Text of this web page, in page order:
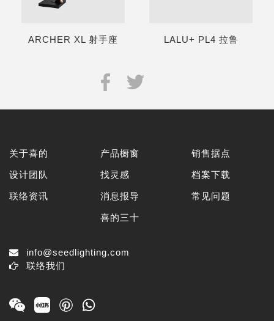
ARCHER XL 射手座 LALU+ PL4 拉鲁
关于喜的
设计团队
联络资讯
产品橱窗
找灵感
消息报导
喜的三十
销售据点
档案下载
常见问题
info@seedlighting.com
联络我们